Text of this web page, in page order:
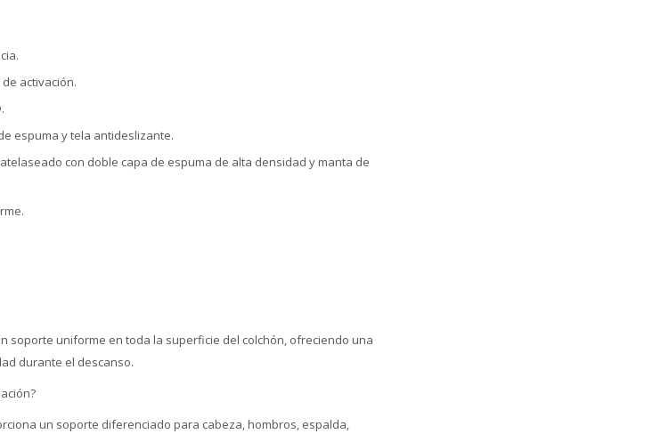
activación.
espuma y tela antideslizante.
con doble capa de espuma de alta densidad y manta de
soporte uniforme en toda la superficie del colchón, ofreciendo una
durante el descanso.
un soporte diferenciado para cabeza, hombros, espalda,